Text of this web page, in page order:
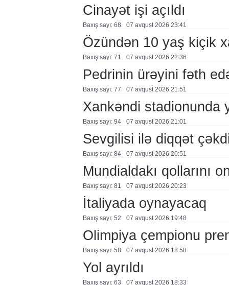
Cinayət işi açıldı
Baxış sayı: 68 07 avqust 2026 23:41
Özündən 10 yaş kiçik
Baxış sayı: 71 07 avqust 2026 22:36
Pedrinin ürəyini fəth
Baxış sayı: 77 07 avqust 2026 21:51
Xankəndi stadionunda
Baxış sayı: 94 07 avqust 2026 21:01
Sevgilisi ilə diqqət
Baxış sayı: 84 07 avqust 2026 20:51
Mundialdakı qollarını
Baxış sayı: 81 07 avqust 2026 20:23
İtaliyada oynayacaq
Baxış sayı: 52 07 avqust 2026 19:48
Olimpiya çempionu
Baxış sayı: 58 07 avqust 2026 18:58
Yol ayrıldı
Baxış sayı: 63 07 avqust 2026 18:33